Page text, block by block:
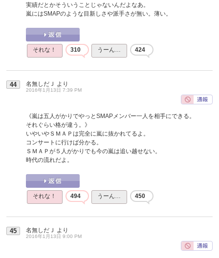
実績だとかそういうことじゃないんだよなあ。
嵐にはSMAPのような目新しさや派手さが無い。薄い。
それな！ 310 うーん… 424
44 名無しだＪ より
2016年1月13日 7:39 PM
《嵐は五人がかりでやっとSMAPメンバー一人を相手にできる。
それぐらい格が違う。》
いやいやＳＭＡＰは完全に嵐に抜かれてるよ。
コンサートに行けば分かる。
ＳＭＡＰが５人がかりでも今の嵐は追い越せない。
時代の流れだよ。
それな！ 494 うーん… 450
45 名無しだＪ より
2016年1月13日 9:00 PM